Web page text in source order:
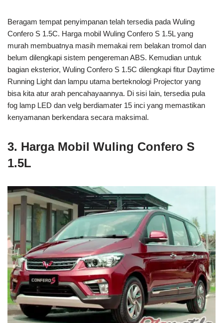
Beragam tempat penyimpanan telah tersedia pada Wuling
Confero S 1.5C. Harga mobil Wuling Confero S 1.5L yang
murah membuatnya masih memakai rem belakan tromol dan
belum dilengkapi sistem pengereman ABS. Kemudian untuk
bagian eksterior, Wuling Confero S 1.5C dilengkapi fitur Daytime
Running Light dan lampu utama berteknologi Projector yang
bisa kita atur arah pencahayaannya. Di sisi lain, tersedia pula
fog lamp LED dan velg berdiamater 15 inci yang memastikan
kenyamanan berkendara secara maksimal.
3. Harga Mobil Wuling Confero S
1.5L